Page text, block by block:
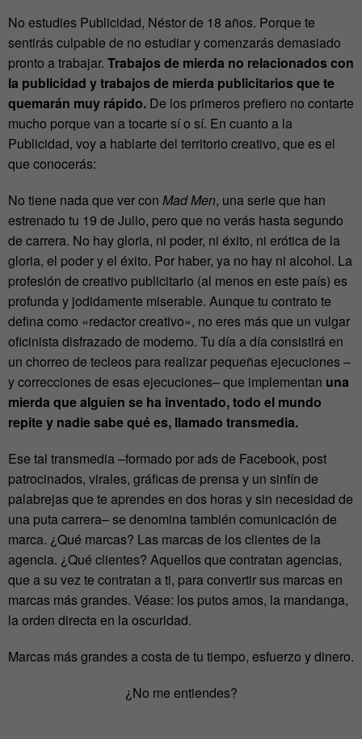
No estudies Publicidad, Néstor de 18 años. Porque te
sentirás culpable de no estudiar y comenzarás demasiado
pronto a trabajar. Trabajos de mierda no relacionados con
la publicidad y trabajos de mierda publicitarios que te
quemarán muy rápido. De los primeros prefiero no contarte
mucho porque van a tocarte sí o sí. En cuanto a la
Publicidad, voy a hablarte del territorio creativo, que es el
que conocerás:
No tiene nada que ver con Mad Men, una serie que han
estrenado tu 19 de Julio, pero que no verás hasta segundo
de carrera. No hay gloria, ni poder, ni éxito, ni erótica de la
gloria, el poder y el éxito. Por haber, ya no hay ni alcohol. La
profesión de creativo publicitario (al menos en este país) es
profunda y jodidamente miserable. Aunque tu contrato te
defina como «redactor creativo», no eres más que un vulgar
oficinista disfrazado de moderno. Tu día a día consistirá en
un chorreo de tecleos para realizar pequeñas ejecuciones –
y correcciones de esas ejecuciones– que implementan una
mierda que alguien se ha inventado, todo el mundo
repite y nadie sabe qué es, llamado transmedia.
Ese tal transmedia –formado por ads de Facebook, post
patrocinados, virales, gráficas de prensa y un sinfín de
palabrejas que te aprendes en dos horas y sin necesidad de
una puta carrera– se denomina también comunicación de
marca. ¿Qué marcas? Las marcas de los clientes de la
agencia. ¿Qué clientes? Aquellos que contratan agencias,
que a su vez te contratan a ti, para convertir sus marcas en
marcas más grandes. Véase: los putos amos, la mandanga,
la orden directa en la oscuridad.
Marcas más grandes a costa de tu tiempo, esfuerzo y dinero.
¿No me entiendes?